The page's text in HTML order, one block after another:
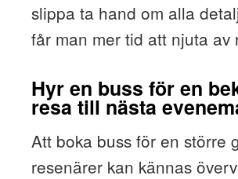
slippa ta hand om alla
får man mer tid att njuta av
Hyr en buss för en
resa till nästa
Att boka buss för en större
resenärer kan kännas